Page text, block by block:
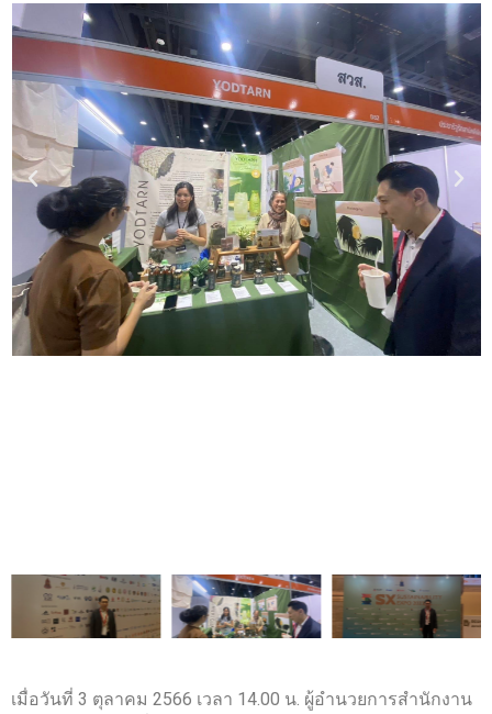
เมื่อวันที่ 3 ตุลาคม 2566 เวลา 14.00 น. ผู้อำนวยการสำนักงาน